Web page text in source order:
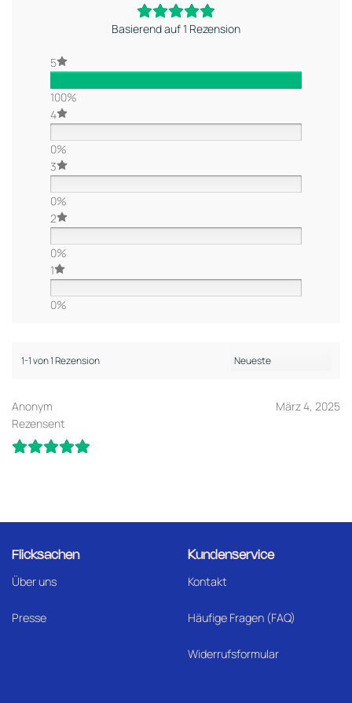
Basierend auf 1 Rezension
5
100%
4
0%
3
0%
2
0%
1
0%
1-1 von 1 Rezension
Anonym
Rezensent
März 4, 2025
Flicksachen
Über uns
Presse
Kundenservice
Kontakt
Häufige Fragen (FAQ)
Widerrufsformular